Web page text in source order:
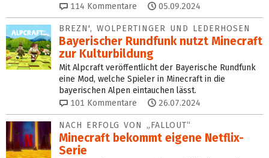
114 Kommentare 05.09.2024
BREZN', WOLPERTINGER UND LEDERHOSEN
Bayerischer Rundfunk nutzt Minecraft
zur Kulturbildung
Mit Alpcraft veröffentlicht der Bayerische Rundfunk
eine Mod, welche Spieler in Minecraft in die
bayerischen Alpen eintauchen lässt.
101 Kommentare 26.07.2024
NACH ERFOLG VON „FALLOUT“
Minecraft bekommt eigene Netflix-
Serie